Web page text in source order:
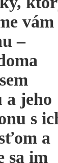
vám
–
a jeho
s
a
sa im